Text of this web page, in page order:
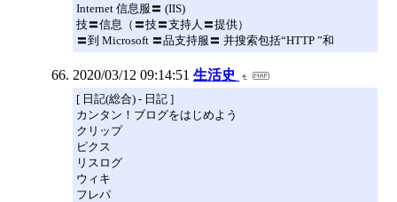
Internet 信息服〓 (IIS)
技〓信息（〓技〓支持人〓提供）
〓到 Microsoft 〓品支持服〓 并搜索包括“HTTP ”和
2020/03/12 09:14:51 生活史
[ 日記(総合) - 日記 ]
カンタン！ブログをはじめよう
クリップ
ピクス
リスログ
ウィキ
フレパ